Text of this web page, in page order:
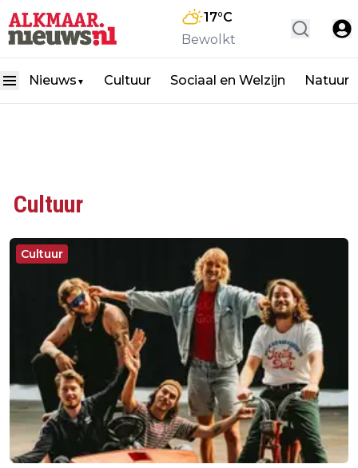
17°C
Bewolkt
Nieuws ▼ Cultuur Sociaal en Welzijn Natuur
Cultuur
Cultuur